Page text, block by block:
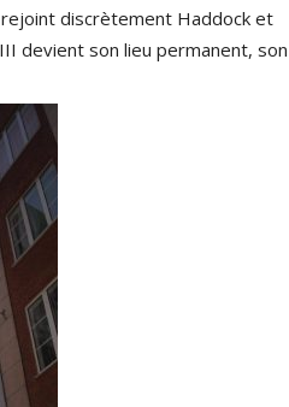
rejoint discrètement Haddock et
devient son lieu permanent, son